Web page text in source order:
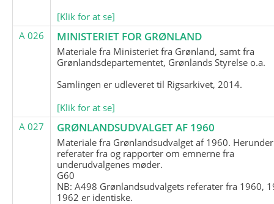
[Klik for at se]
A 026
MINISTERIET FOR GRØNLAND
Materiale fra Ministeriet fra Grønland, samt fra
Grønlandsdepartementet, Grønlands Styrelse o.a.
Samlingen er udleveret til Rigsarkivet, 2014.
[Klik for at se]
A 027
GRØNLANDSUDVALGET AF 1960
Materiale fra Grønlandsudvalget af 1960. Herunder
referater fra og rapporter om emnerne fra
underudvalgenes møder.
G60
NB: A498 Grønlandsudvalgets referater fra 1960,
1962 er identiske.